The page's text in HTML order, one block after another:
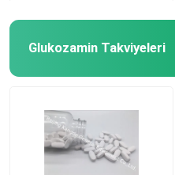
E vitamini takviyesi
Glukozamin Takviyeleri